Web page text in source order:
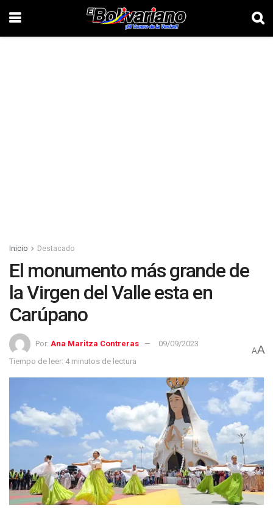
Inicio Destacado
El monumento más grande de
la Virgen del Valle esta en
Carúpano
Por: Ana Maritza Contreras
09/09/2023
Tiempo de leer: 4 minutos de lectura
AA